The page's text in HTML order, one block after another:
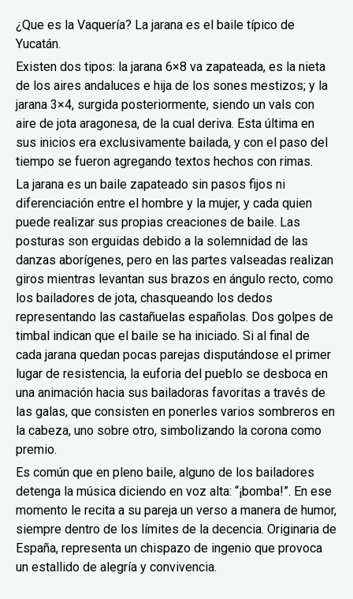
¿Que es la Vaquería? La jarana es el baile típico de
Yucatán.
Existen dos tipos: la jarana 6×8 va zapateada, es la nieta
de los aires andaluces e hija de los sones mestizos; y la
jarana 3×4, surgida posteriormente, siendo un vals con
aire de jota aragonesa, de la cual deriva. Esta última en
sus inicios era exclusivamente bailada, y con el paso del
tiempo se fueron agregando textos hechos con rimas.
La jarana es un baile zapateado sin pasos fijos ni
diferenciación entre el hombre y la mujer, y cada quien
puede realizar sus propias creaciones de baile. Las
posturas son erguidas debido a la solemnidad de las
danzas aborígenes, pero en las partes valseadas realizan
giros mientras levantan sus brazos en ángulo recto, como
los bailadores de jota, chasqueando los dedos
representando las castañuelas españolas. Dos golpes de
timbal indican que el baile se ha iniciado. Si al final de
cada jarana quedan pocas parejas disputándose el primer
lugar de resistencia, la euforia del pueblo se desboca en
una animación hacia sus bailadoras favoritas a través de
las galas, que consisten en ponerles varios sombreros en
la cabeza, uno sobre otro, simbolizando la corona como
premio.
Es común que en pleno baile, alguno de los bailadores
detenga la música diciendo en voz alta: “¡bomba!”. En ese
momento le recita a su pareja un verso a manera de humor,
siempre dentro de los límites de la decencia. Originaria de
España, representa un chispazo de ingenio que provoca
un estallido de alegría y convivencia.